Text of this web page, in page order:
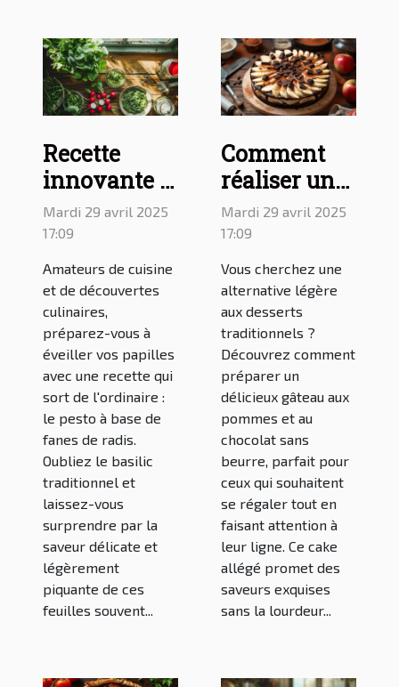
Recette
innovante :
le pesto à
base de
fanes de
radis
Mardi 29 avril 2025
17:09
Amateurs de cuisine
et de découvertes
culinaires,
préparez-vous à
éveiller vos papilles
avec une recette qui
sort de l'ordinaire :
le pesto à base de
fanes de radis.
Oubliez le basilic
traditionnel et
laissez-vous
surprendre par la
saveur délicate et
légèrement
piquante de ces
feuilles souvent...
Comment
réaliser un
gâteau aux
pommes et
au chocolat
sans beurre :
une recette
pour un
cake allégé
Mardi 29 avril 2025
17:09
Vous cherchez une
alternative légère
aux desserts
traditionnels ?
Découvrez comment
préparer un
délicieux gâteau aux
pommes et au
chocolat sans
beurre, parfait pour
ceux qui souhaitent
se régaler tout en
faisant attention à
leur ligne. Ce cake
allégé promet des
saveurs exquises
sans la lourdeur...